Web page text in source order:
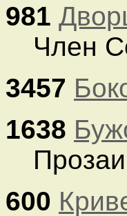
981
Член
3457
1638
600